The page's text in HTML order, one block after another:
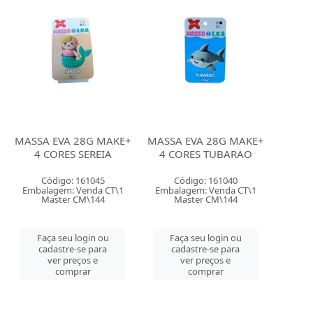
MASSA EVA 28G MAKE+
4 CORES SEREIA
Código: 161045
Embalagem: Venda CT\1
Master CM\144
Faça seu login ou
cadastre-se para
ver preços e
comprar
MASSA EVA 28G MAKE+
4 CORES TUBARAO
Código: 161040
Embalagem: Venda CT\1
Master CM\144
Faça seu login ou
cadastre-se para
ver preços e
comprar